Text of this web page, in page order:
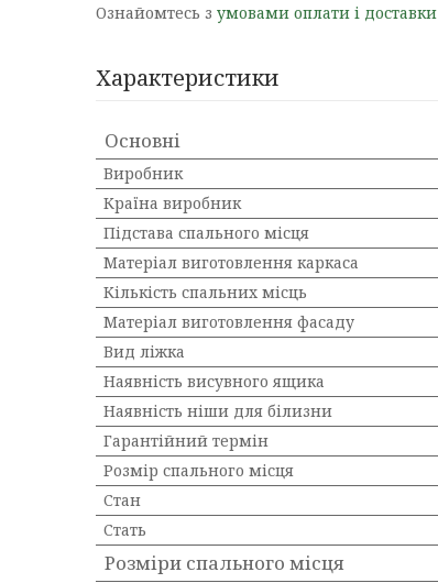
Ознайомтесь з умовами оплати і доставки
Характеристики
Основні
Виробник
Країна виробник
Підстава спального місця
Матеріал виготовлення каркаса
Кількість спальних місць
Матеріал виготовлення фасаду
Вид ліжка
Наявність висувного ящика
Наявність ніши для білизни
Гарантійний термін
Розмір спального місця
Стан
Стать
Розміри спального місця